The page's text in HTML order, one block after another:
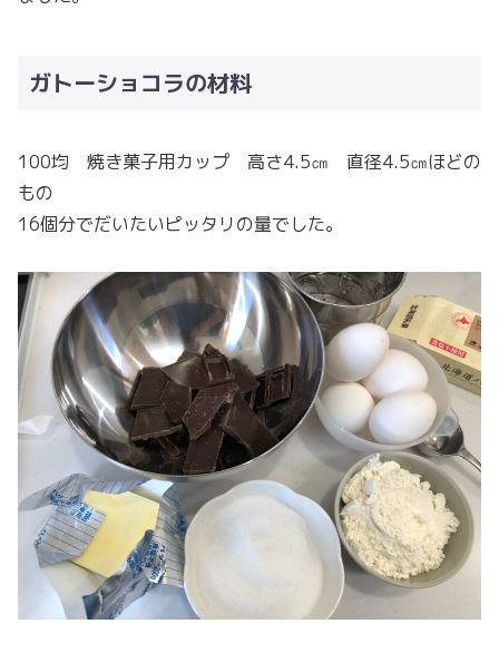
ガトーショコラの材料
100均 焼き菓子用カップ 高さ4.5㎝ 直径4.5㎝ほどの
もの
16個分でだいたいピッタリの量でした。